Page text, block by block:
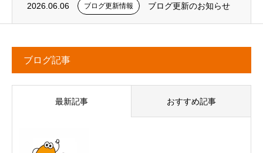
2026.06.06 ブログ更新情報 ブログ更新のお知らせ
ブログ記事
最新記事 おすすめ記事